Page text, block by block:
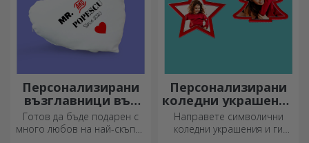
Персонализирани
възглавници във
формата на сърце
Готов да бъде подарен с
много любов на най-скъпия
Персонализирани
коледни украшения
за елха
Направете символични
коледни украшения и ги